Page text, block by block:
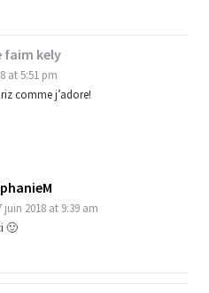
faim kely
at 5:51 pm
comme j’adore!
juin 2018 at 9:39 am
🙂